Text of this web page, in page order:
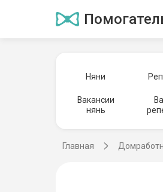
Няни
Вакансии
нянь
Главная